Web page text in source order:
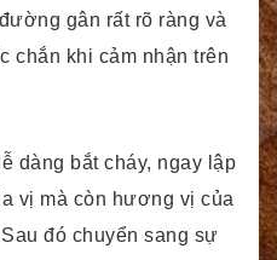
gân rất rõ ràng và
chắn khi cảm nhận trên
dàng bắt cháy, ngay lập
vị mà còn hương vị của
đó chuyển sang sự